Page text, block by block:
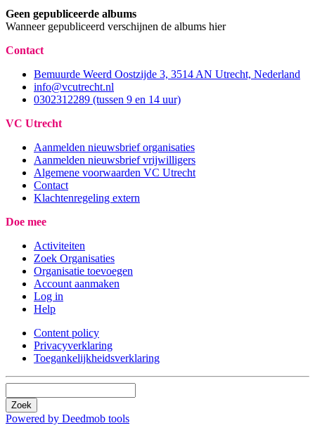
Geen gepubliceerde albums
Wanneer gepubliceerd verschijnen de albums hier
Contact
Bemuurde Weerd Oostzijde 3, 3514 AN Utrecht, Nederland
info@vcutrecht.nl
0302312289 (tussen 9 en 14 uur)
VC Utrecht
Aanmelden nieuwsbrief organisaties
Aanmelden nieuwsbrief vrijwilligers
Algemene voorwaarden VC Utrecht
Contact
Klachtenregeling extern
Doe mee
Activiteiten
Zoek Organisaties
Organisatie toevoegen
Account aanmaken
Log in
Help
Content policy
Privacyverklaring
Toegankelijkheidsverklaring
Zoek
Powered by Deedmob tools